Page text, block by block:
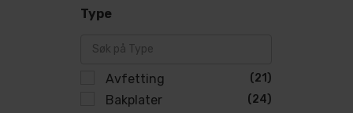
Type
Avfetting (21)
Bakplater (24)